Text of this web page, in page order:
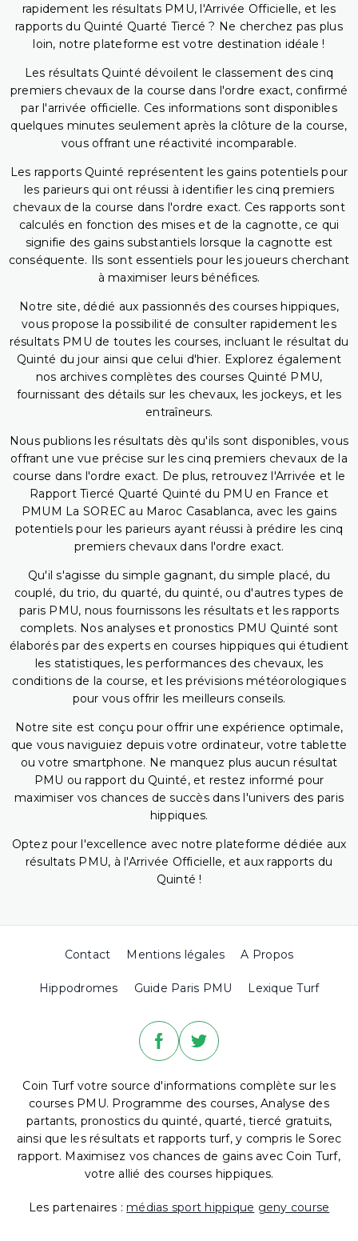
rapidement les résultats PMU, l'Arrivée Officielle, et les
rapports du Quinté Quarté Tiercé ? Ne cherchez pas plus
loin, notre plateforme est votre destination idéale !
Les résultats Quinté dévoilent le classement des cinq
premiers chevaux de la course dans l'ordre exact, confirmé
par l'arrivée officielle. Ces informations sont disponibles
quelques minutes seulement après la clôture de la course,
vous offrant une réactivité incomparable.
Les rapports Quinté représentent les gains potentiels pour
les parieurs qui ont réussi à identifier les cinq premiers
chevaux de la course dans l'ordre exact. Ces rapports sont
calculés en fonction des mises et de la cagnotte, ce qui
signifie des gains substantiels lorsque la cagnotte est
conséquente. Ils sont essentiels pour les joueurs cherchant
à maximiser leurs bénéfices.
Notre site, dédié aux passionnés des courses hippiques,
vous propose la possibilité de consulter rapidement les
résultats PMU de toutes les courses, incluant le résultat du
Quinté du jour ainsi que celui d'hier. Explorez également
nos archives complètes des courses Quinté PMU,
fournissant des détails sur les chevaux, les jockeys, et les
entraîneurs.
Nous publions les résultats dès qu'ils sont disponibles, vous
offrant une vue précise sur les cinq premiers chevaux de la
course dans l'ordre exact. De plus, retrouvez l'Arrivée et le
Rapport Tiercé Quarté Quinté du PMU en France et
PMUM La SOREC au Maroc Casablanca, avec les gains
potentiels pour les parieurs ayant réussi à prédire les cinq
premiers chevaux dans l'ordre exact.
Qu'il s'agisse du simple gagnant, du simple placé, du
couplé, du trio, du quarté, du quinté, ou d'autres types de
paris PMU, nous fournissons les résultats et les rapports
complets. Nos analyses et pronostics PMU Quinté sont
élaborés par des experts en courses hippiques qui étudient
les statistiques, les performances des chevaux, les
conditions de la course, et les prévisions météorologiques
pour vous offrir les meilleurs conseils.
Notre site est conçu pour offrir une expérience optimale,
que vous naviguiez depuis votre ordinateur, votre tablette
ou votre smartphone. Ne manquez plus aucun résultat
PMU ou rapport du Quinté, et restez informé pour
maximiser vos chances de succès dans l'univers des paris
hippiques.
Optez pour l'excellence avec notre plateforme dédiée aux
résultats PMU, à l'Arrivée Officielle, et aux rapports du
Quinté !
Contact Mentions légales A Propos
Hippodromes Guide Paris PMU Lexique Turf
Coin Turf votre source d'informations complète sur les
courses PMU. Programme des courses, Analyse des
partants, pronostics du quinté, quarté, tiercé gratuits,
ainsi que les résultats et rapports turf, y compris le Sorec
rapport. Maximisez vos chances de gains avec Coin Turf,
votre allié des courses hippiques.
Les partenaires : médias sport hippique geny course